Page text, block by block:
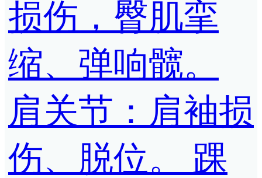
损伤，臀肌挛
缩、弹响髋。
肩关节：肩袖损
伤、脱位。 踝